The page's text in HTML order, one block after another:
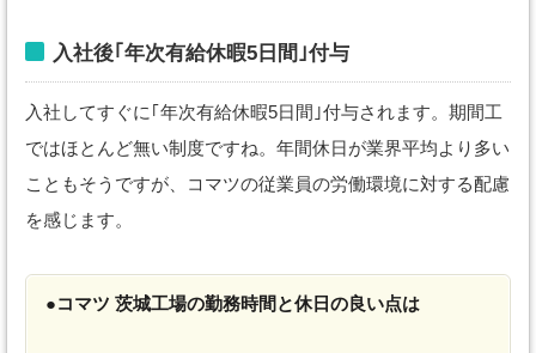
入社後｢年次有給休暇5日間｣付与
入社してすぐに｢年次有給休暇5日間｣付与されます。期間工
ではほとんど無い制度ですね。年間休日が業界平均より多い
こともそうですが、コマツの従業員の労働環境に対する配慮
を感じます。
●コマツ 茨城工場の勤務時間と休日の良い点は